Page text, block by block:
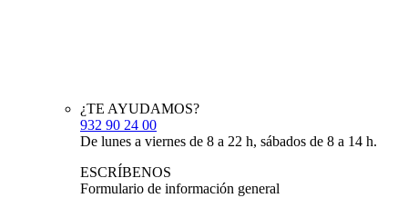
¿TE AYUDAMOS?
932 90 24 00
De lunes a viernes de 8 a 22 h, sábados de 8 a 14 h.
ESCRÍBENOS
Formulario de información general